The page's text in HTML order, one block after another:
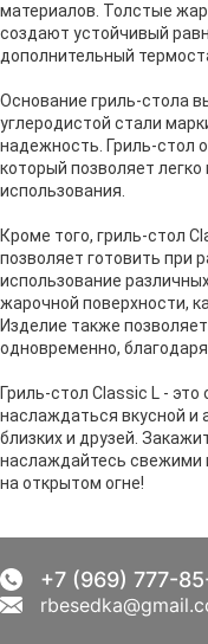
материалов. Толстые
создают устойчивый
дополнительный
Основание гриль-стола
углеродистой стали
надежность. Гриль-стол
который позволяет
использования.
Кроме того, гриль-стол
позволяет готовить при
использование
жарочной поверхности,
Изделие также
одновременно,
Гриль-стол Classic L -
наслаждаться вкусной и
близких и друзей.
наслаждайтесь свежими
на открытом огне!
+7 (969) 777-